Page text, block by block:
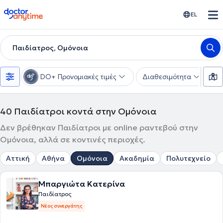
doctoranytime EL
Παιδίατρος, Ομόνοια
DO+ Προνομιακές τιμές Διαθεσιμότητα
40 Παιδίατροι κοντά στην Ομόνοια
Δεν βρέθηκαν Παιδίατροι με online ραντεβού στην
Ομόνοια, αλλά σε κοντινές περιοχές.
Αττική Αθήνα Ομόνοια Ακαδημία Πολυτεχνείο
Μπαργιώτα Κατερίνα
Παιδίατρος
Νέος συνεργάτης